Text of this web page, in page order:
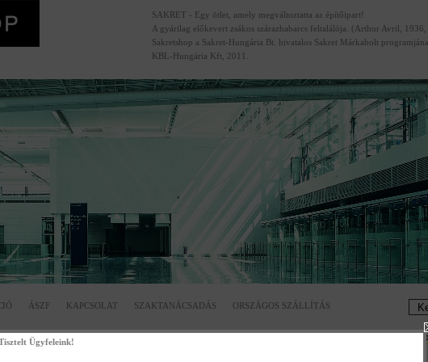
SAKRET - Egy ötlet, amely megváltoztatta az építőipart!
A gyárilag előkevert zsákos szárazhabarcs feltalálója. (Arthur Avril,
Sakretshop a Sakret-Hungária Bt. hivatalos Sakret Márkabolt
KBL-Hungária Kft, 2011.
ÁSZF KAPCSOLAT SZAKTANÁCSADÁS ORSZÁGOS SZÁLLÍTÁS
Ügyfeleink!